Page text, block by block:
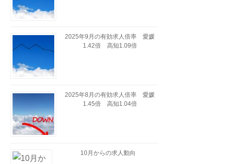
2025年9月の有効求人倍率 愛媛
1.42倍 高知1.09倍
2025年8月の有効求人倍率 愛媛
1.45倍 高知1.04倍
10月からの求人動向